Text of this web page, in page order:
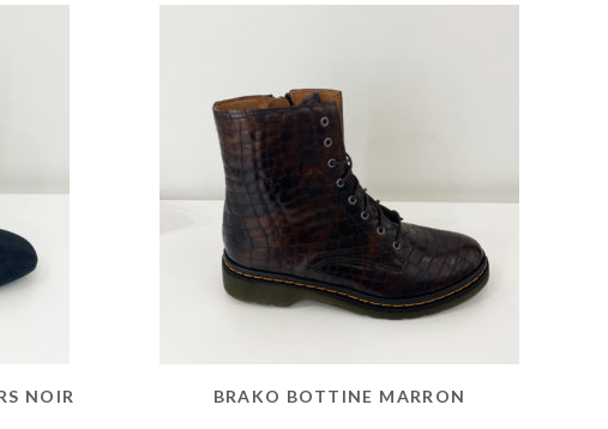
NOIR BRAKO BOTTINE MARRON